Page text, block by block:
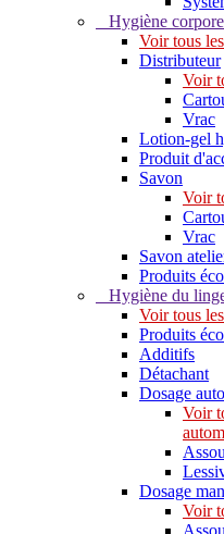
Hygiène
Voir tous
Distributeur
Voir
Vrac
Lotion-gel
Produit
Savon
Voir
Vrac
Savon
Produits
Hygiène du
Voir tous
Produits
Additifs
Détachant
Dosage
Voir
Dosage
Voir